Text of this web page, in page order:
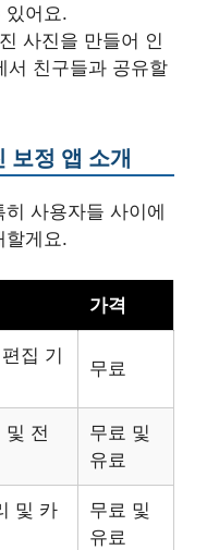
있어요.
사진을 만들어 인
서 친구들과 공유할
보정 앱 소개
사용자들 사이에
할게요.
가격
집 기
무료
및 전
무료 및
유료
및 카
무료 및
유료